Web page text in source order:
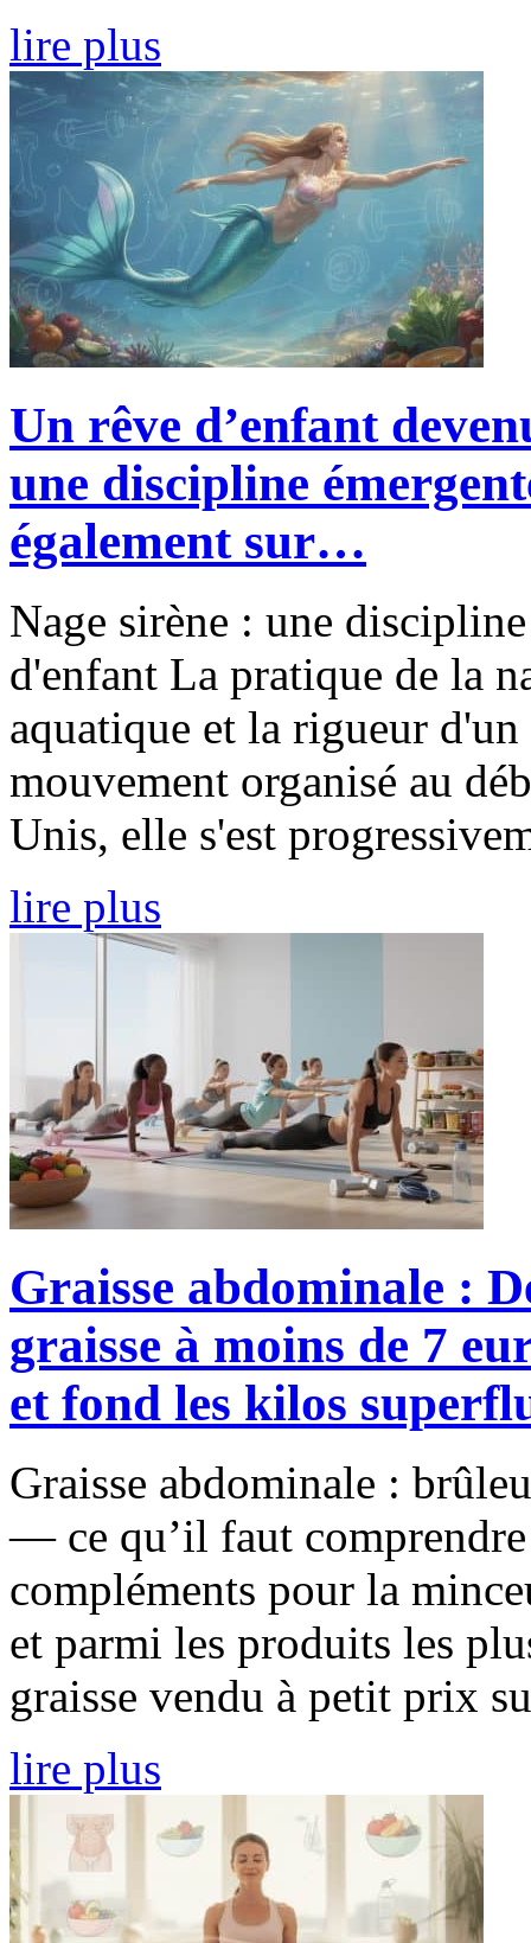
lire plus
Un rêve d’enfant
une discipline
également sur…
Nage sirène : une
d'enfant La pratique de la
aquatique et la rigueur
mouvement organisé au
Unis, elle s'est
lire plus
Graisse abdominale :
graisse à moins de 7
et fond les kilos
Graisse abdominale :
— ce qu’il faut comprendre
compléments pour la
et parmi les produits les
graisse vendu à petit prix
lire plus